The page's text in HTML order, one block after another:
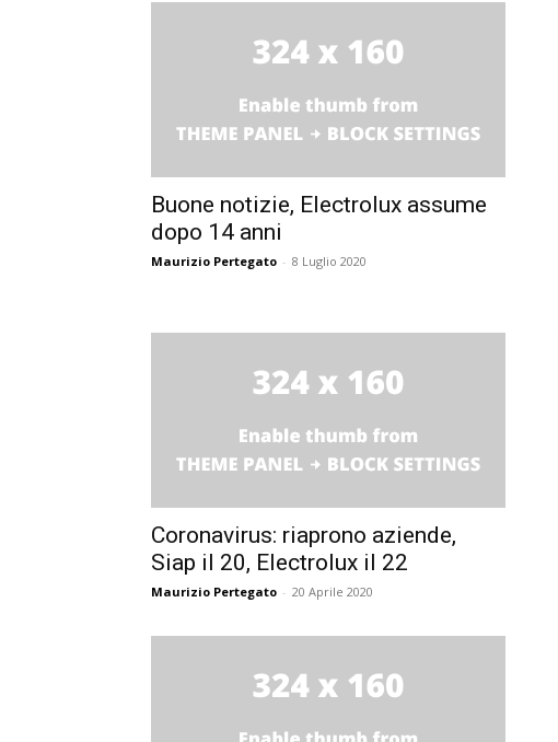
Buone notizie, Electrolux assume
dopo 14 anni
Maurizio Pertegato - 8 Luglio 2020
Coronavirus: riaprono aziende,
Siap il 20, Electrolux il 22
Maurizio Pertegato - 20 Aprile 2020